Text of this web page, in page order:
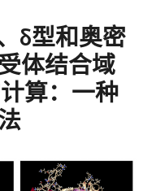
δ型和奥密
体结合域
算：一种